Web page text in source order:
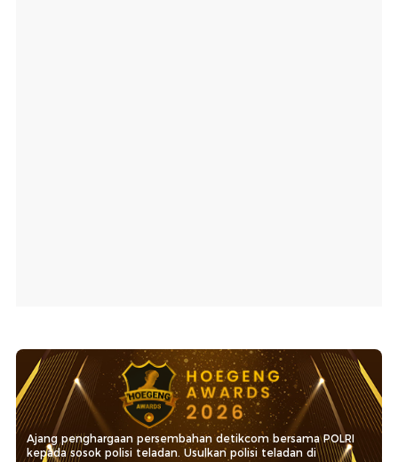
Ajang penghargaan persembahan detikcom bersama POLRI
kepada sosok polisi teladan. Usulkan polisi teladan di